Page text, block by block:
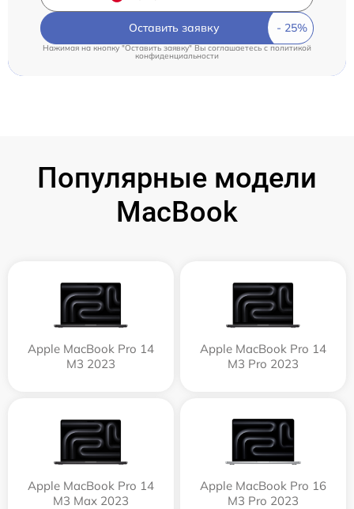
Оставить заявку
Нажимая на кнопку "Оставить заявку" Вы соглашаетесь cполитикой
конфиденциальности
Популярные модели
MacBook
Apple MacBook Pro 14
M3 2023
Apple MacBook Pro 14
M3 Pro 2023
Apple MacBook Pro 14
M3 Max 2023
Apple MacBook Pro 16
M3 Pro 2023